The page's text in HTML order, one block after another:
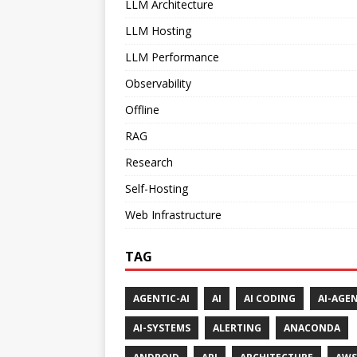
LLM Architecture
LLM Hosting
LLM Performance
Observability
Offline
RAG
Research
Self-Hosting
Web Infrastructure
TAG
AGENTIC-AI AI AI CODING AI-
AI-SYSTEMS ALERTING ANACONDA